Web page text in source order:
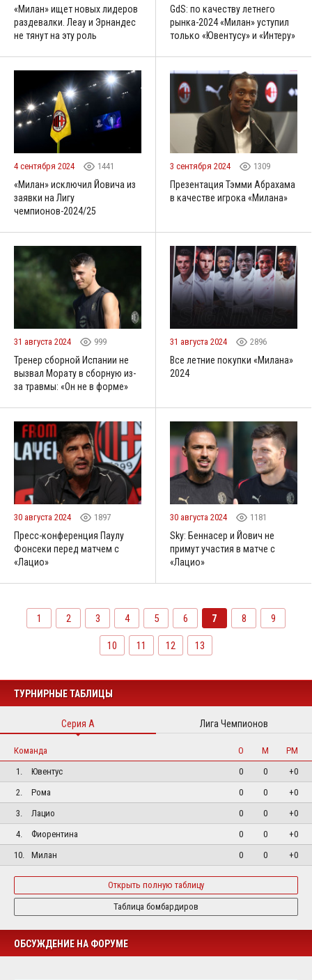
«Милан» ищет новых лидеров
раздевалки. Леау и Эрнандес
не тянут на эту роль
GdS: по качеству летнего
рынка-2024 «Милан» уступил
только «Ювентусу» и «Интеру»
4 сентября 2024 1441
«Милан» исключил Йовича из
заявки на Лигу
чемпионов-2024/25
3 сентября 2024 1309
Презентация Тэмми Абрахама
в качестве игрока «Милана»
31 августа 2024 999
Тренер сборной Испании не
вызвал Морату в сборную из-
за травмы: «Он не в форме»
31 августа 2024 2896
Все летние покупки «Милана»
2024
30 августа 2024 1897
Пресс-конференция Паулу
Фонсеки перед матчем с
«Лацио»
30 августа 2024 1181
Sky: Беннасер и Йович не
примут участия в матче с
«Лацио»
1 2 3 4 5 6 7 8 9
10 11 12 13
ТУРНИРНЫЕ ТАБЛИЦЫ
Серия А Лига Чемпионов
Команда О М
РМ
1.
Ювентус 0 0
+0
2.
Рома 0 0
+0
3.
Лацио 0 0
+0
4.
Фиорентина 0 0
+0
10.
Милан 0 0 +0
Открыть полную таблицу
Таблица бомбардиров
ОБСУЖДЕНИЕ НА ФОРУМЕ